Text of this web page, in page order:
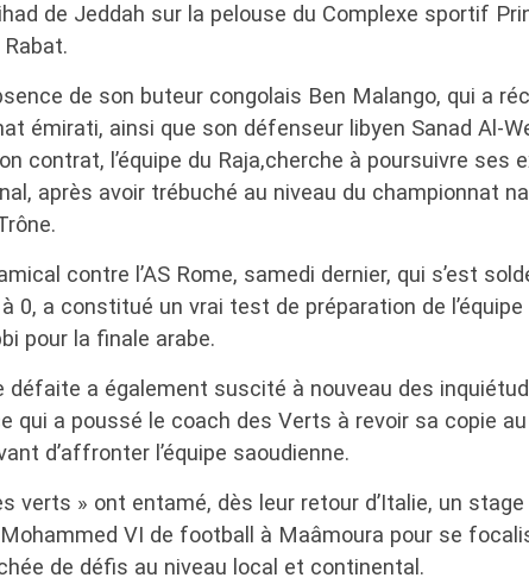
de Jeddah sur la pelouse du Complexe sportif
de son buteur congolais Ben Malango, qui a
émirati, ainsi que son défenseur libyen Sanad Al-
contrat, l’équipe du Raja,cherche à poursuivre ses
après avoir trébuché au niveau du championnat
contre l’AS Rome, samedi dernier, qui s’est
0, a constitué un vrai test de préparation de
pour la finale arabe.
défaite a également suscité à nouveau des
qui a poussé le coach des Verts à revoir sa copie
d’affronter l’équipe saoudienne.
verts » ont entamé, dès leur retour d’Italie, un
VI de football à Maâmoura pour se
de défis au niveau local et continental.